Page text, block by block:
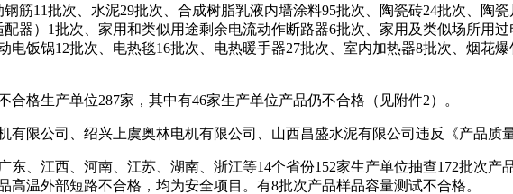
筋11批次、水泥29批次、合成树脂乳液内墙涂料95批次、陶瓷砖24批次、陶
器）1批次、家用和类似用途剩余电流动作断路器6批次、家用及类似场所用
电饭锅12批次、电热毯16批次、电热暖手器27批次、室内加热器8批次、烟花
生产单位287家，其中有46家生产单位产品仍不合格（见附件2）。
公司、绍兴上虞奥林电机有限公司、山西昌盛水泥有限公司违反《产品质
江西、河南、江苏、湖南、浙江等14个省份152家生产单位抽查172批次产
温外部短路不合格，均为安全项目。有8批次产品样品容量测试不合格。